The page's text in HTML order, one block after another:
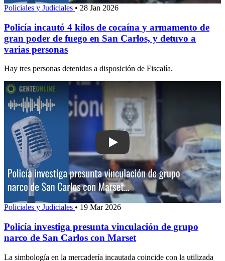
Policiales y Judiciales • 28 Jan 2026
Policía incautó 4 kilos de cocaína y armamento de
gran poder de fuego en San Carlos, y detuvo a
varias personas
Hay tres personas detenidas a disposición de Fiscalía.
Play: Policía investiga presunta
Policiales y Judiciales • 19 Mar 2026
Policía investiga presunta vinculación de grupo
narco de San Carlos con Marset
La simbología en la mercadería incautada coincide con la utilizada